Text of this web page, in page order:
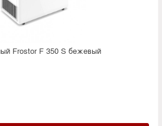
Frostor F 350 S бежевый